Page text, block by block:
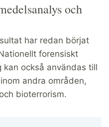
och
har redan börjat
forensiskt
kan också användas till
andra områden,
bioterrorism.